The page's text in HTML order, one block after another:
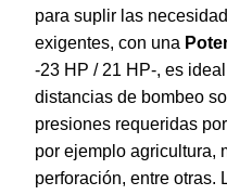
para suplir las
exigentes, con una
-23 HP / 21 HP-, es
distancias de bombeo
presiones requeridas
por ejemplo agricultura,
perforación, entre otras.